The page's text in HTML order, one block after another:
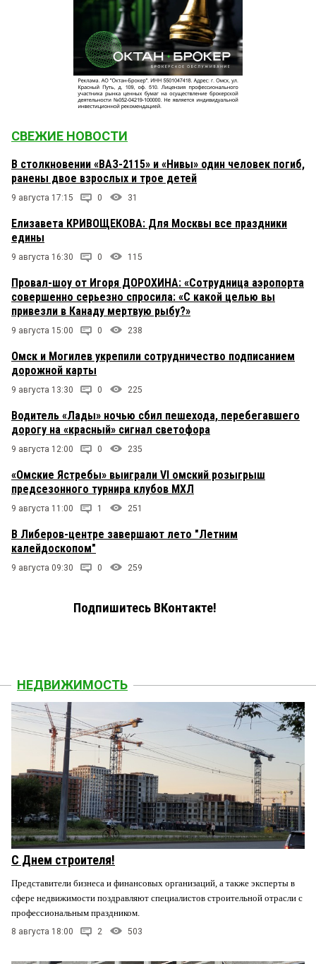
СВЕЖИЕ НОВОСТИ
В столкновении «ВАЗ-2115» и «Нивы» один человек погиб,
ранены двое взрослых и трое детей
9 августа 17:15 0 31
Елизавета КРИВОЩЕКОВА: Для Москвы все праздники
едины
9 августа 16:30 0 115
Провал-шоу от Игоря ДОРОХИНА: «Сотрудница аэропорта
совершенно серьезно спросила: «С какой целью вы
привезли в Канаду мертвую рыбу?»
9 августа 15:00 0 238
Омск и Могилев укрепили сотрудничество подписанием
дорожной карты
9 августа 13:30 0 225
Водитель «Лады» ночью сбил пешехода, перебегавшего
дорогу на «красный» сигнал светофора
9 августа 12:00 0 235
«Омские Ястребы» выиграли VI омский розыгрыш
предсезонного турнира клубов МХЛ
9 августа 11:00 1 251
В Либеров-центре завершают лето "Летним
калейдоскопом"
9 августа 09:30 0 259
Подпишитесь ВКонтакте!
НЕДВИЖИМОСТЬ
С Днем строителя!
Представители бизнеса и финансовых организаций, а также эксперты в
сфере недвижимости поздравляют специалистов строительной отрасли с
профессиональным праздником.
8 августа 18:00 2 503